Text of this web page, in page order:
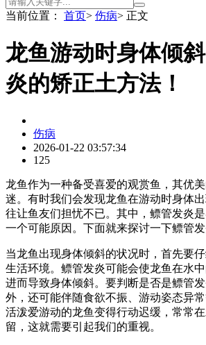
当前位置： 首页> 伤病> 正文
龙鱼游动时身体倾
炎的矫正土方法！
伤病
2026-01-22 03:57:34
125
龙鱼作为一种备受喜爱的观赏鱼，其优
迷。有时我们会发现龙鱼在游动时身体
往让鱼友们担忧不已。其中，鳔管发炎
一个可能原因。下面就来探讨一下鳔管发
当龙鱼出现身体倾斜的状况时，首先要
生活环境。鳔管发炎可能会使龙鱼在水
进而导致身体倾斜。要判断是否是鳔管
外，还可能伴随食欲不振、游动姿态异
活泼爱游动的龙鱼变得行动迟缓，常常
留，这就需要引起我们的重视。